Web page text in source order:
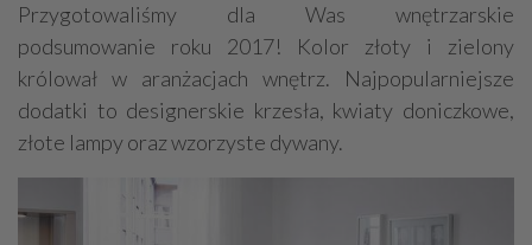
Przygotowaliśmy dla Was wnętrzarskie
podsumowanie roku 2017! Kolor złoty i zielony
królował w aranżacjach wnętrz. Najpopularniejsze
dodatki to designerskie krzesła, kwiaty doniczkowe,
złote lampy oraz wzorzyste dywany.